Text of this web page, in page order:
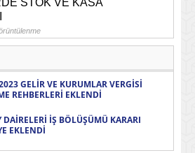
STOK VE KASA
GELİR VE KURUMLAR VERGİSİ
REHBERLERİ EKLENDİ
İŞ BÖLÜŞÜMÜ KARARI
EKLENDİ